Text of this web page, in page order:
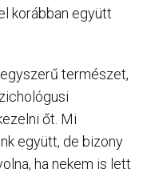
korábban együtt
természet,
őt. Mi
együtt, de bizony
ha nekem is lett